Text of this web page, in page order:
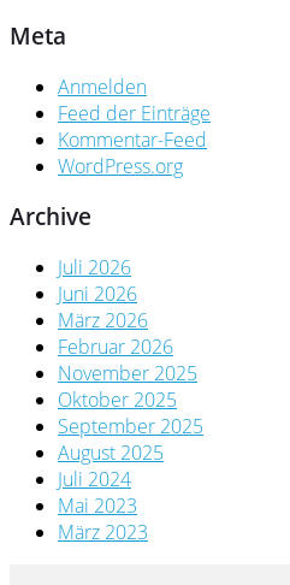
Meta
Anmelden
Feed der Einträge
Kommentar-Feed
WordPress.org
Archive
Juli 2026
Juni 2026
März 2026
Februar 2026
November 2025
Oktober 2025
September 2025
August 2025
Juli 2024
Mai 2023
März 2023